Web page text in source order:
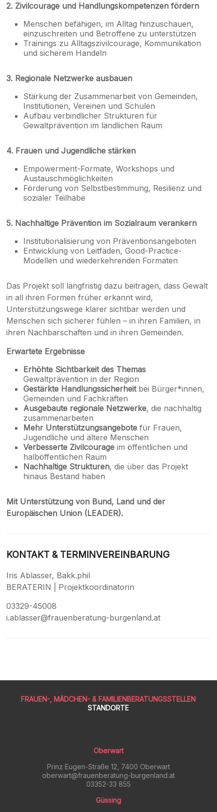
2. Zivilcourage und Handlungskompetenzen fördern
Menschen befähigen, im Alltag hinzuschauen,
einzuschreiten und Betroffene zu unterstützen
Trainings zu Alltagszivilcourage, Kommunikation
und sicherem Handeln
3. Regionale Netzwerke ausbauen
Stärkung der Zusammenarbeit von Gemeinden,
Institutionen, Vereinen und Schulen
Aufbau verbindlicher Strukturen für
Gewaltprävention im ländlichen Raum
4. Frauen und Jugendliche stärken
Empowerment-Formate, Workshops und
Austauschmöglichkeiten
Förderung von Selbstbestimmung, Resilienz und
sozialer Teilhabe
5. Nachhaltige Prävention im Sozialraum verankern
Institutionalisierung von Präventionsangeboten
Entwicklung von Leitfäden, Good-Practice-
Modellen und wiederkehrenden Formaten
Das Projekt soll langfristig dazu beitragen, dass Gewalt
in all ihren Formen früher erkannt wird,
Unterstützungswege klarer sichtbar werden und
Menschen sich sicherer fühlen – in ihren Familien, in
ihren Nachbarschaften und in ihren Gemeinden.
Erwartete Ergebnisse
Erhöhte Sichtbarkeit des Themas
Gewaltprävention in der Region
Gestärkte Handlungssicherheitbei Bürger*innen,
Gemeinden und Fachkräften
Ausgebaute regionale Netzwerke, die nachhaltig
zusammenarbeiten
Mehr Unterstützungsangebote für Frauen,
Jugendliche und ältere Menschen
Verbesserte Zivilcourage im öffentlichen und
halböffentlichen Raum
Nachhaltige Strukturen, die über das Projekt
hinaus Bestand haben
Mit Unterstützung von Bund, Land und der
Europäischen Union (LEADER).
KONTAKT & TERMINVEREINBARUNG
Iris Ablasser, Bakk.phil
BERATERIN | Projektkoordinatorin
03329-45008
i.ablasser@frauenberatung-burgenland.at
FRAUEN-, MÄDCHEN- & FAMILIENBERATUNGSSTELLEN
STANDORTE
Oberwart
Prinz Eugen-Straße 12, 7400 Oberwart
oberwart@frauenberatung-burgenland.at
03352-33 855
Güssing